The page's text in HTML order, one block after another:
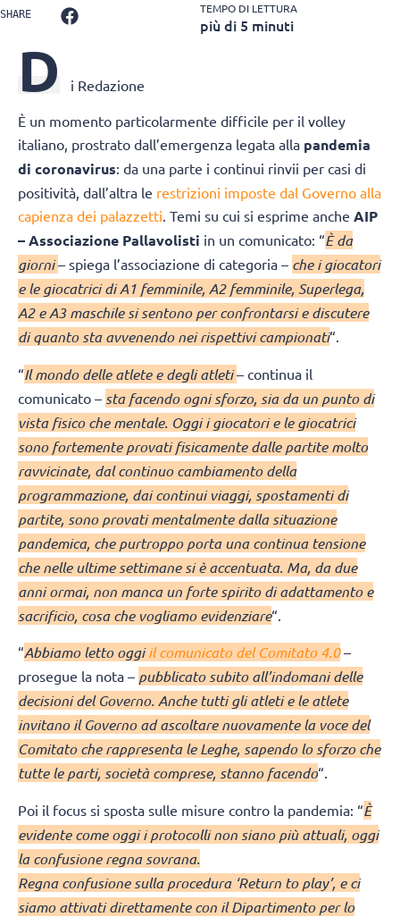
SHARE TEMPO DI LETTURA
più di 5 minuti
D i Redazione
È un momento particolarmente difficile per il volley
italiano, prostrato dall’emergenza legata alla pandemia
di coronavirus: da una parte i continui rinvii per casi di
positività, dall’altra le restrizioni imposte dal Governo alla
capienza dei palazzetti. Temi su cui si esprime anche AIP
– Associazione Pallavolisti in un comunicato: “È da
giorni– spiega l’associazione di categoria – che i giocatori
e le giocatrici di A1 femminile, A2 femminile, Superlega,
A2 e A3 maschile si sentono per confrontarsi e discutere
di quanto sta avvenendo nei rispettivi campionati“.
“Il mondo delle atlete e degli atleti– continua il
comunicato – sta facendo ogni sforzo, sia da un punto di
vista fisico che mentale. Oggi i giocatori e le giocatrici
sono fortemente provati fisicamente dalle partite molto
ravvicinate, dal continuo cambiamento della
programmazione, dai continui viaggi, spostamenti di
partite, sono provati mentalmente dalla situazione
pandemica, che purtroppo porta una continua tensione
che nelle ultime settimane si è accentuata. Ma, da due
anni ormai, non manca un forte spirito di adattamento e
sacrificio, cosa che vogliamo evidenziare“.
“Abbiamo letto oggiil comunicato del Comitato 4.0–
prosegue la nota – pubblicato subito all’indomani delle
decisioni del Governo. Anche tutti gli atleti e le atlete
invitano il Governo ad ascoltare nuovamente la voce del
Comitato che rappresenta le Leghe, sapendo lo sforzo che
tutte le parti, società comprese, stanno facendo“.
Poi il focus si sposta sulle misure contro la pandemia: “È
evidente come oggi i protocolli non siano più attuali, oggi
la confusione regna sovrana.
Regna confusione sulla procedura ‘Return to play’, e ci
siamo attivati direttamente con il Dipartimento per lo